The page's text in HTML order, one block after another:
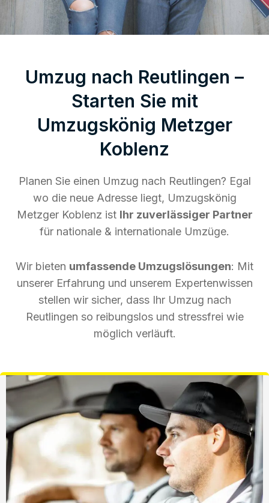
Umzug nach Reutlingen –
Starten Sie mit
Umzugskönig Metzger
Koblenz
Planen Sie einen Umzug nach Reutlingen? Egal
wo die neue Adresse liegt, Umzugskönig
Metzger Koblenz ist Ihr zuverlässiger Partner
für nationale & internationale Umzüge.
Wir bieten umfassende Umzugslösungen: Mit
unserer Erfahrung und unserem Expertenwissen
stellen wir sicher, dass Ihr Umzug nach
Reutlingen so reibungslos und stressfrei wie
möglich verläuft.